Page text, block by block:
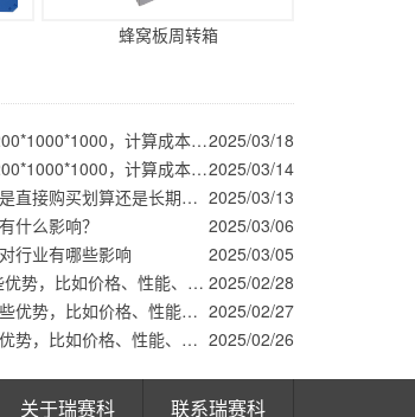
蜂窝板周转箱
围板箱对比纸箱，尺寸为1200*1000*1000，计算成本看哪个更划算2025/03/18
围板箱对比木箱，尺寸为1200*1000*1000，计算成本看哪个更划算2025/03/14
围板箱对于物流公司来说，是直接购买划算还是长期租赁划算？ 2025/03/13
什么影响？
2025/03/06
行业有哪些影响
2025/03/05
围板箱相对于EU箱，有哪些优势，比如价格、性能、使用方式等等方面 2025/02/28
围板箱相对于仓储笼，有哪些优势，比如价格、性能、使用方式等等方面 2025/02/27
围板箱相对于木箱，有哪些优势，比如价格、性能、使用方式等等方面 2025/02/26
关于瑞赛科 联系瑞赛科